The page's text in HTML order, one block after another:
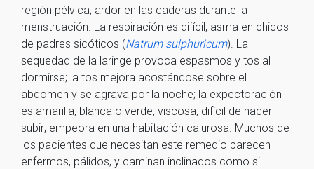
región pélvica; ardor en las caderas durante la
menstruación. La respiración es difícil; asma en chicos
de padres sicóticos (Natrum sulphuricum). La
sequedad de la laringe provoca espasmos y tos al
dormirse; la tos mejora acostándose sobre el
abdomen y se agrava por la noche; la expectoración
es amarilla, blanca o verde, viscosa, difícil de hacer
subir; empeora en una habitación calurosa. Muchos de
los pacientes que necesitan este remedio parecen
enfermos, pálidos, y caminan inclinados como si